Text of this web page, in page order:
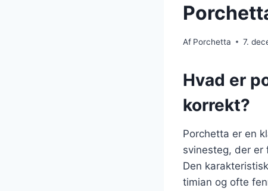
Af Porchetta 7.
Hvad er
korrekt?
Porchetta er en
svinesteg, der
Den
timian og ofte